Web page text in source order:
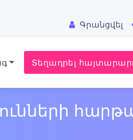
Գրանցվել
Տեղադրել